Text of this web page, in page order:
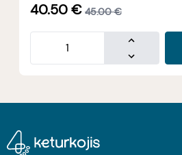
40.50€ 45.00 €